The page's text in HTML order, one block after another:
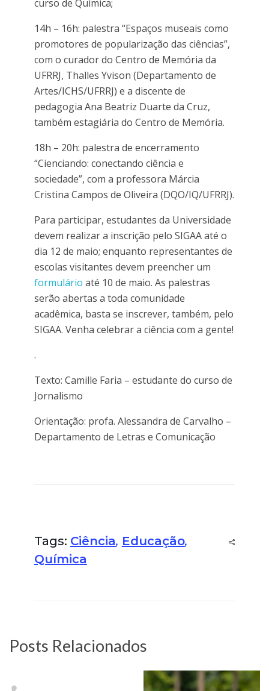
curso de Química;
14h – 16h: palestra “Espaços museais como
promotores de popularização das ciências”,
com o curador do Centro de Memória da
UFRRJ, Thalles Yvison (Departamento de
Artes/ICHS/UFRRJ) e a discente de
pedagogia Ana Beatriz Duarte da Cruz,
também estagiária do Centro de Memória.
18h – 20h: palestra de encerramento
“Cienciando: conectando ciência e
sociedade”, com a professora Márcia
Cristina Campos de Oliveira (DQO/IQ/UFRRJ).
Para participar, estudantes da Universidade
devem realizar a inscrição pelo SIGAA até o
dia 12 de maio; enquanto representantes de
escolas visitantes devem preencher um
formulário até 10 de maio. As palestras
serão abertas a toda comunidade
acadêmica, basta se inscrever, também, pelo
SIGAA. Venha celebrar a ciência com a gente!
.
Texto: Camille Faria – estudante do curso de
Jornalismo
Orientação: profa. Alessandra de Carvalho –
Departamento de Letras e Comunicação
Tags: Ciência, Educação,
Química
Posts Relacionados